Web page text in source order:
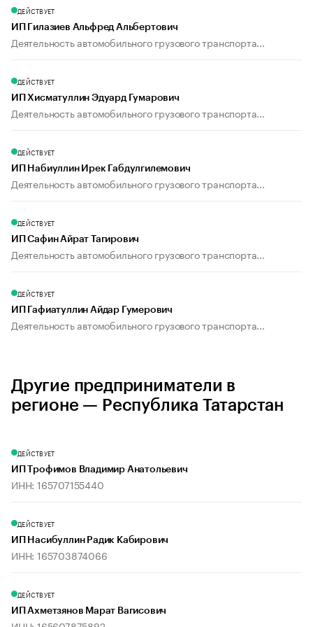
ДЕЙСТВУЕТ
ИП Гилазиев Альфред Альбертович
Деятельность автомобильного грузового транспорта...
ДЕЙСТВУЕТ
ИП Хисматуллин Эдуард Гумарович
Деятельность автомобильного грузового транспорта...
ДЕЙСТВУЕТ
ИП Набиуллин Ирек Габдулгилемович
Деятельность автомобильного грузового транспорта...
ДЕЙСТВУЕТ
ИП Сафин Айрат Тагирович
Деятельность автомобильного грузового транспорта...
ДЕЙСТВУЕТ
ИП Гафиатуллин Айдар Гумерович
Деятельность автомобильного грузового транспорта...
Другие предприниматели в
регионе — Республика Татарстан
ДЕЙСТВУЕТ
ИП Трофимов Владимир Анатольевич
ИНН: 165707155440
ДЕЙСТВУЕТ
ИП Насибуллин Радик Кабирович
ИНН: 165703874066
ДЕЙСТВУЕТ
ИП Ахметзянов Марат Вагисович